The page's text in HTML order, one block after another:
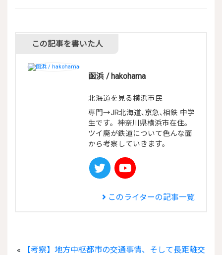
この記事を書いた人
函浜 / hakohama
北海道を見る横浜市民
専門→JR北海道､京急､相鉄 中学
生です。神奈川県横浜市在住。
ツイ廃が鉄道について色んな面
から考察していきます。
このライターの記事一覧
«
【考察】地方中枢都市の交通事情、そして長距離交